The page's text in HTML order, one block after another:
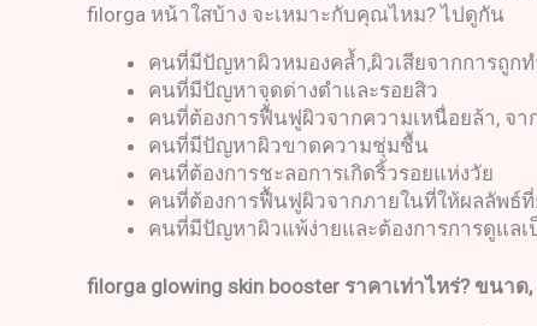
filorga หน้าใสบ้าง จะเหมาะกับคุณไหม? ไปดูกัน
คนที่มีปัญหาผิวหมองคล้ำ,ผิวเสียจากการถูก
คนที่มีปัญหาจุดด่างดำและรอยสิว
คนที่ต้องการฟื้นฟูผิวจากความเหนื่อยล้า, จ
คนที่มีปัญหาผิวขาดความชุ่มชื้น
คนที่ต้องการชะลอการเกิดริ้วรอยแห่งวัย
คนที่ต้องการฟื้นฟูผิวจากภายในที่ให้ผลลัพธ์ที่
คนที่มีปัญหาผิวแพ้ง่ายและต้องการการดูแลเ
filorga glowing skin booster ราคาเท่าไหร่? ขนาด,